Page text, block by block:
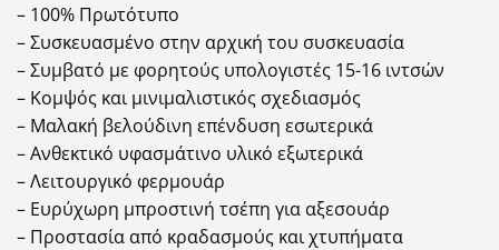
– 100% Πρωτότυπο
– Συσκευασμένο στην αρχική του συσκευασία
– Συμβατό με φορητούς υπολογιστές 15-16 ιντσών
– Κομψός και μινιμαλιστικός σχεδιασμός
– Μαλακή βελούδινη επένδυση εσωτερικά
– Ανθεκτικό υφασμάτινο υλικό εξωτερικά
– Λειτουργικό φερμουάρ
– Ευρύχωρη μπροστινή τσέπη για αξεσουάρ
– Προστασία από κραδασμούς και χτυπήματα